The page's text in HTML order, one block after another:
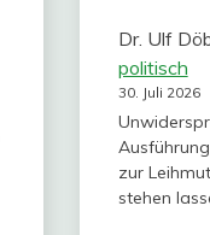
Dr. Ulf
politisch
30. Juli 2026
zur
stehen